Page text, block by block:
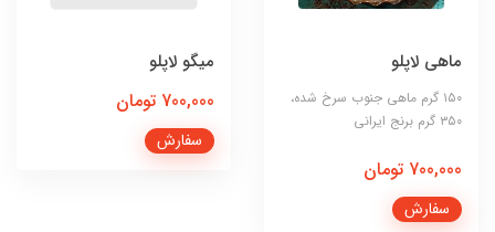
ماهی لاپلو
۱۵۰ گرم ماهی جنوب سرخ شده،
۳۵۰ گرم برنج ایرانی
700,000 تومان
سفارش
میگو لاپلو
700,000 تومان
سفارش